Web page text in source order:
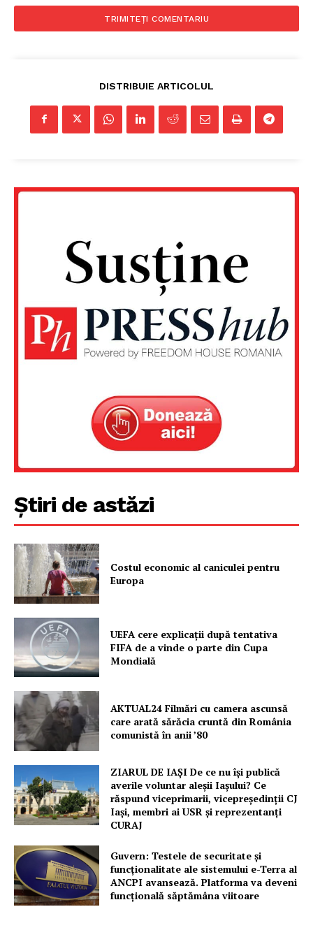
PRESShub
Despre noi / Echipa
Proiecte editoriale
DISTRIBUIE ARTICOLUL
Știri de astăzi
Costul economic al caniculei pentru
Europa
UEFA cere explicații după tentativa
FIFA de a vinde o parte din Cupa
Mondială
AKTUAL24 Filmări cu camera ascunsă
care arată sărăcia cruntă din România
comunistă în anii ’80
ZIARUL DE IAȘI De ce nu își publică
averile voluntar aleșii Iașului? Ce
răspund viceprimarii, vicepreședinții CJ
Iași, membri ai USR și reprezentanți
CURAJ
Guvern: Testele de securitate și
funcționalitate ale sistemului e-Terra al
ANCPI avansează. Platforma va deveni
funcțională săptămâna viitoare